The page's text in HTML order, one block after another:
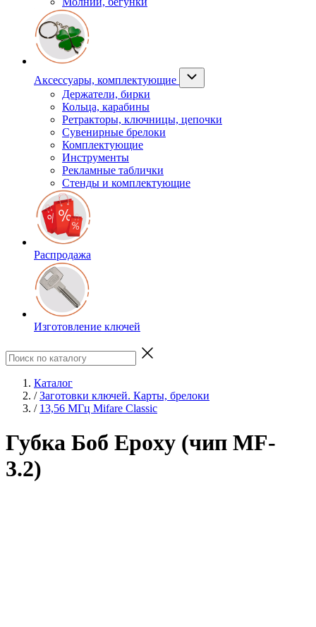
Аксессуары, комплектующие
Держатели, бирки
Кольца, карабины
Ретракторы, ключницы, цепочки
Сувенирные брелоки
Комплектующие
Инструменты
Рекламные таблички
Стенды и комплектующие
Распродажа
Изготовление ключей
Каталог
/ Заготовки ключей. Карты, брелоки
/ 13,56 МГц Mifare Classic
Губка Боб Epoxy (чип MF-
3.2)